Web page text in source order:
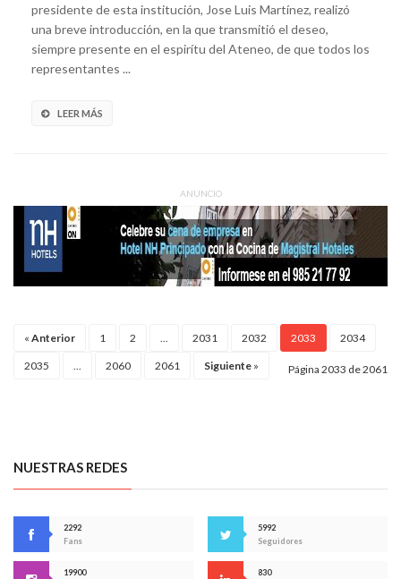
presidente de esta institución, Jose Luis Martínez, realizó
una breve introducción, en la que transmitió el deseo,
siempre presente en el espirítu del Ateneo, de que todos los
representantes ...
LEER MÁS
ANUNCIO
« Anterior 1 2 2031 2032 2033 2034
2035 2060 2061 Siguiente » Página 2033 de 2061
NUESTRAS REDES
2292
Fans
5992
Seguidores
19900
830